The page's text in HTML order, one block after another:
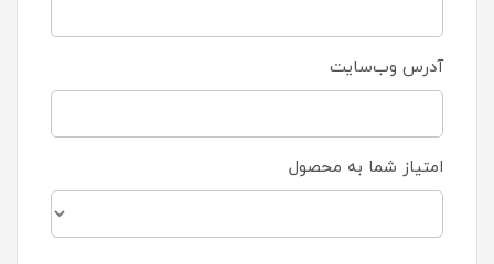
آدرس وب‌سایت
امتیاز شما به محصول